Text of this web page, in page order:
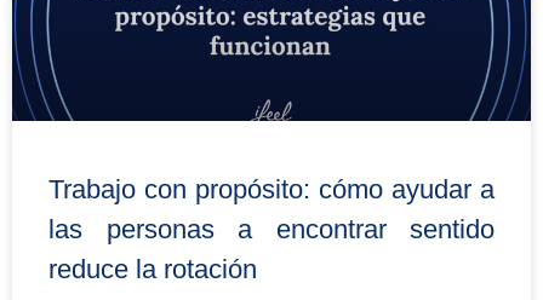
Trabajo con propósito: cómo ayudar a
las personas a encontrar sentido
reduce la rotación